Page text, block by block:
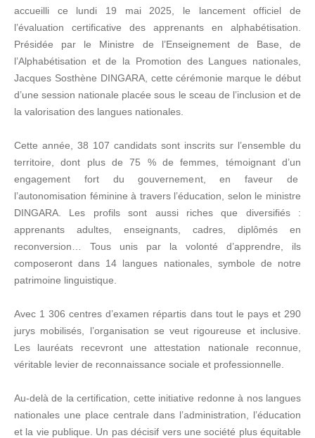
accueilli ce lundi 19 mai 2025, le lancement officiel de
l’évaluation certificative des apprenants en alphabétisation.
Présidée par le Ministre de l’Enseignement de Base, de
l’Alphabétisation et de la Promotion des Langues nationales,
Jacques Sosthène DINGARA, cette cérémonie marque le début
d’une session nationale placée sous le sceau de l’inclusion et de
la valorisation des langues nationales.
Cette année, 38 107 candidats sont inscrits sur l’ensemble du
territoire, dont plus de 75 % de femmes, témoignant d’un
engagement fort du gouvernement, en faveur de
l’autonomisation féminine à travers l’éducation, selon le ministre
DINGARA. Les profils sont aussi riches que diversifiés :
apprenants adultes, enseignants, cadres, diplômés en
reconversion… Tous unis par la volonté d’apprendre, ils
composeront dans 14 langues nationales, symbole de notre
patrimoine linguistique.
Avec 1 306 centres d’examen répartis dans tout le pays et 290
jurys mobilisés, l’organisation se veut rigoureuse et inclusive.
Les lauréats recevront une attestation nationale reconnue,
véritable levier de reconnaissance sociale et professionnelle.
Au-delà de la certification, cette initiative redonne à nos langues
nationales une place centrale dans l’administration, l’éducation
et la vie publique. Un pas décisif vers une société plus équitable